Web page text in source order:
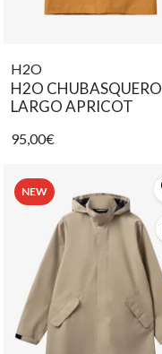
H2O
H2O CHUBASQUERO
LARGO APRICOT
95,00€
NEW